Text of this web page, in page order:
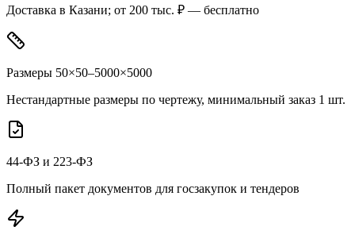
Доставка в Казани; от 200 тыс. ₽ — бесплатно
Размеры 50×50–5000×5000
Нестандартные размеры по чертежу, минимальный заказ 1 шт.
44-ФЗ и 223-ФЗ
Полный пакет документов для госзакупок и тендеров